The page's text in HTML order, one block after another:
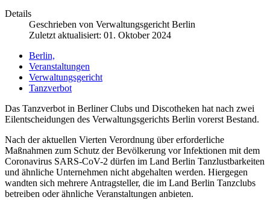
Details
Geschrieben von Verwaltungsgericht Berlin
Zuletzt aktualisiert: 01. Oktober 2024
Berlin,
Veranstaltungen
Verwaltungsgericht
Tanzverbot
Das Tanzverbot in Berliner Clubs und Discotheken hat nach zwei
Eilentscheidungen des Verwaltungsgerichts Berlin vorerst Bestand.
Nach der aktuellen Vierten Verordnung über erforderliche
Maßnahmen zum Schutz der Bevölkerung vor Infektionen mit dem
Coronavirus SARS-CoV-2 dürfen im Land Berlin Tanzlustbarkeiten
und ähnliche Unternehmen nicht abgehalten werden. Hiergegen
wandten sich mehrere Antragsteller, die im Land Berlin Tanzclubs
betreiben oder ähnliche Veranstaltungen anbieten.